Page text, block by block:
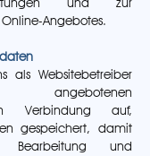
Angebotes.
als Websitebetreiber
Verbindung auf,
gespeichert, damit
und